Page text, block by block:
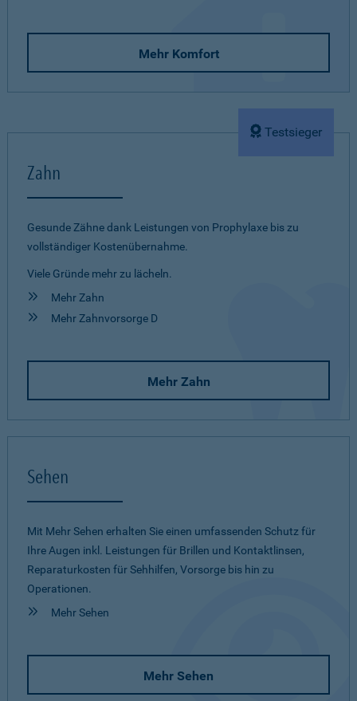
Mehr Komfort
Testsieger
Zahn
Gesunde Zähne dank Leistungen von Prophylaxe bis zu
vollständiger Kostenübernahme.
Viele Gründe mehr zu lächeln.
Mehr Zahn
Mehr Zahnvorsorge D
Mehr Zahn
Sehen
Mit Mehr Sehen erhalten Sie einen umfassenden Schutz für
Ihre Augen inkl. Leistungen für Brillen und Kontaktlinsen,
Reparaturkosten für Sehhilfen, Vorsorge bis hin zu
Operationen.
Mehr Sehen
Mehr Sehen